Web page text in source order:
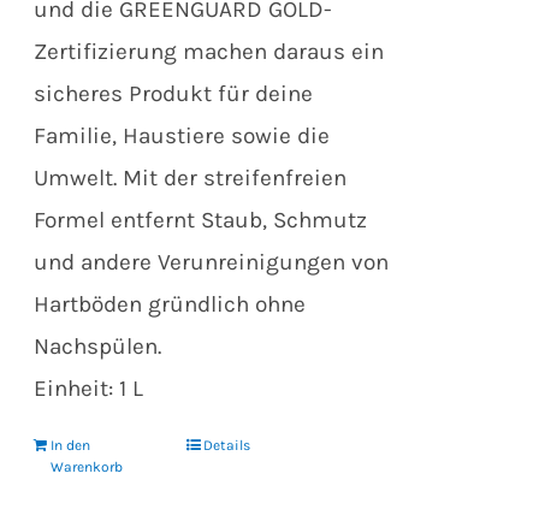
und die GREENGUARD GOLD-
Zertifizierung machen daraus ein
sicheres Produkt für deine
Familie, Haustiere sowie die
Umwelt. Mit der streifenfreien
Formel entfernt Staub, Schmutz
und andere Verunreinigungen von
Hartböden gründlich ohne
Nachspülen.
Einheit: 1 L
In den
Warenkorb
Details